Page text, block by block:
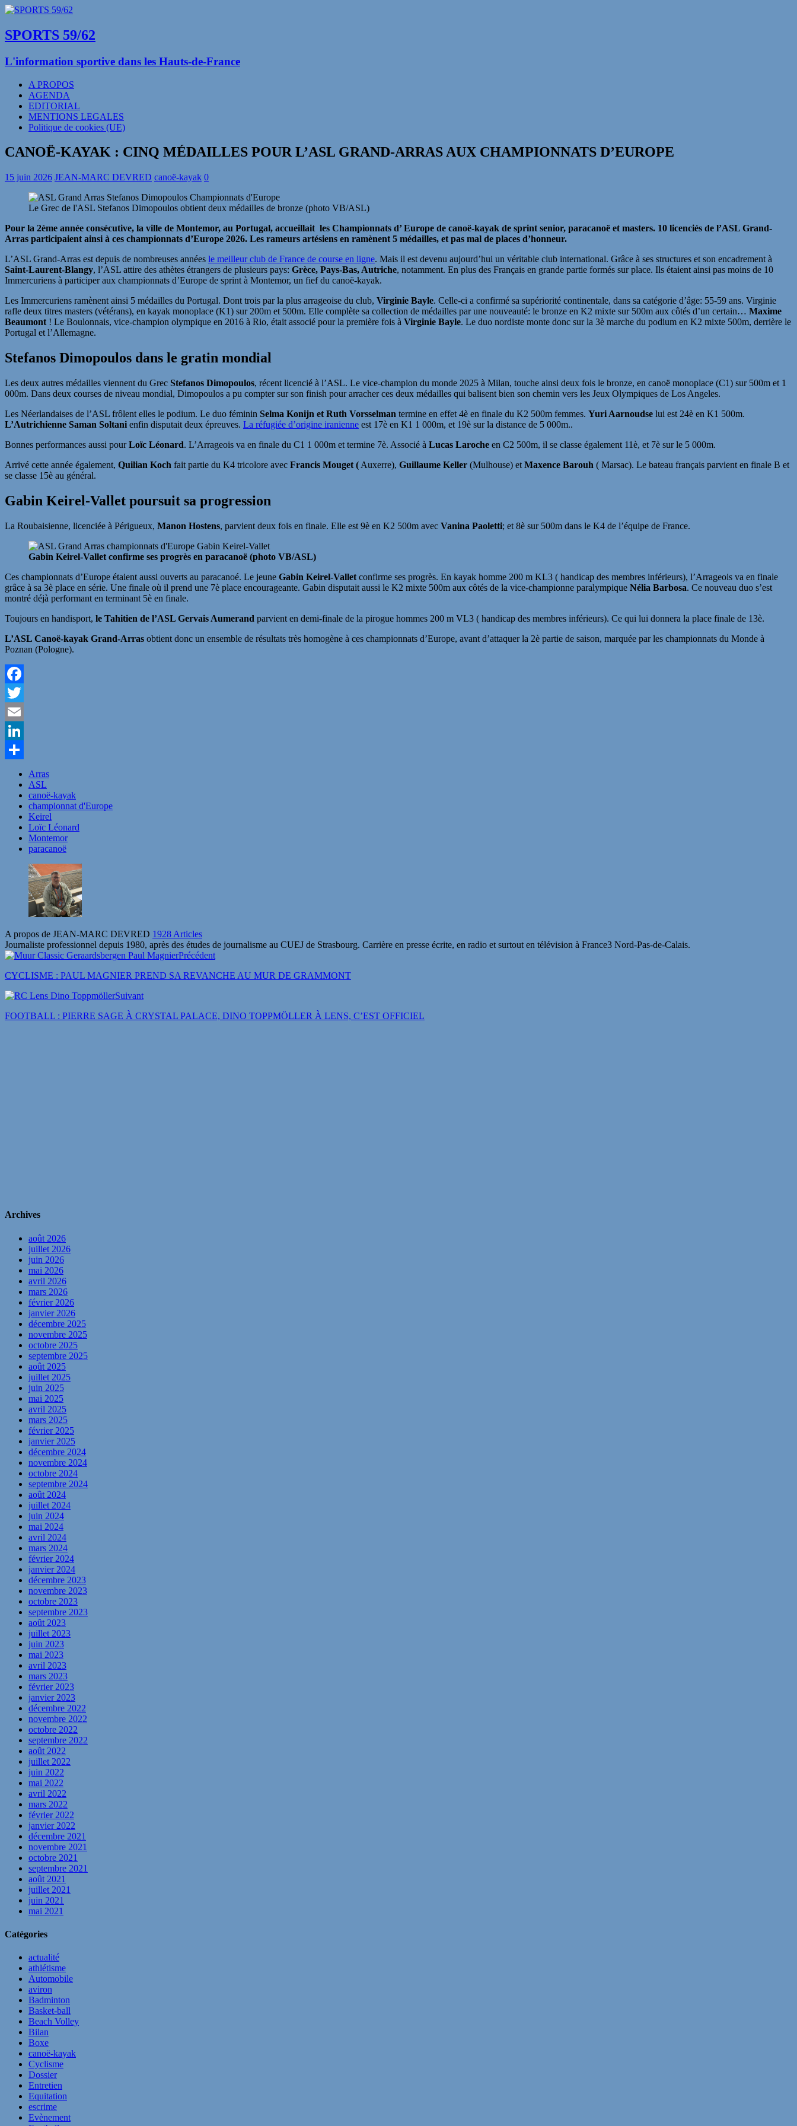
SPORTS 59/62
L'information sportive dans les Hauts-de-France
A PROPOS
AGENDA
EDITORIAL
MENTIONS LEGALES
Politique de cookies (UE)
CANOË-KAYAK : CINQ MÉDAILLES POUR L’ASL GRAND-ARRAS AUX CHAMPIONNATS D’EUROPE
15 juin 2026 JEAN-MARC DEVRED canoë-kayak 0
Le Grec de l'ASL Stefanos Dimopoulos obtient deux médailles de bronze (photo VB/ASL)
Pour la 2ème année consécutive, la ville de Montemor, au Portugal, accueillait les Championnats d’ Europe de canoë-kayak de sprint senior, paracanoë et masters. 10 licenciés de l’ASL Grand-
Arras participaient ainsi à ces championnats d’Europe 2026. Les rameurs artésiens en ramènent 5 médailles, et pas mal de places d’honneur.
L’ASL Grand-Arras est depuis de nombreuses années le meilleur club de France de course en ligne. Mais il est devenu aujourd’hui un véritable club international. Grâce à ses structures et son encadrement à
Saint-Laurent-Blangy, l’ASL attire des athètes étrangers de plusieurs pays: Grèce, Pays-Bas, Autriche, notamment. En plus des Français en grande partie formés sur place. Ils étaient ainsi pas moins de 10
Immercuriens à participer aux championnats d’Europe de sprint à Montemor, un fief du canoë-kayak.
Les Immercuriens ramènent ainsi 5 médailles du Portugal. Dont trois par la plus arrageoise du club, Virginie Bayle. Celle-ci a confirmé sa supériorité continentale, dans sa catégorie d’âge: 55-59 ans. Virginie
rafle deux titres masters (vétérans), en kayak monoplace (K1) sur 200m et 500m. Elle complète sa collection de médailles par une nouveauté: le bronze en K2 mixte sur 500m aux côtés d’un certain… Maxime
Beaumont ! Le Boulonnais, vice-champion olympique en 2016 à Rio, était associé pour la première fois à Virginie Bayle. Le duo nordiste monte donc sur la 3è marche du podium en K2 mixte 500m, derrière le
Portugal et l’Allemagne.
Stefanos Dimopoulos dans le gratin mondial
Les deux autres médailles viennent du Grec Stefanos Dimopoulos, récent licencié à l’ASL. Le vice-champion du monde 2025 à Milan, touche ainsi deux fois le bronze, en canoë monoplace (C1) sur 500m et 1
000m. Dans deux courses de niveau mondial, Dimopoulos a pu compter sur son finish pour arracher ces deux médailles qui balisent bien son chemin vers les Jeux Olympiques de Los Angeles.
Les Néerlandaises de l’ASL frôlent elles le podium. Le duo féminin Selma Konijn et Ruth Vorsselman termine en effet 4è en finale du K2 500m femmes. Yuri Aarnoudse lui est 24è en K1 500m.
L’Autrichienne Saman Soltani enfin disputait deux épreuves. La réfugiée d’origine iranienne est 17è en K1 1 000m, et 19è sur la distance de 5 000m..
Bonnes performances aussi pourLoïc Léonard. L’Arrageois va en finale du C1 1 000m et termine 7è. Associé à Lucas Laroche en C2 500m, il se classe également 11è, et 7è sur le 5 000m.
Arrivé cette année également, Quilian Koch fait partie du K4 tricolore avec Francis Mouget ( Auxerre), Guillaume Keller (Mulhouse) et Maxence Barouh ( Marsac). Le bateau français parvient en finale B et
se classe 15è au général.
Gabin Keirel-Vallet poursuit sa progression
La Roubaisienne, licenciée à Périgueux, Manon Hostens, parvient deux fois en finale. Elle est 9è en K2 500m avec Vanina Paoletti; et 8è sur 500m dans le K4 de l’équipe de France.
Gabin Keirel-Vallet confirme ses progrès en paracanoë (photo VB/ASL)
Ces championnats d’Europe étaient aussi ouverts au paracanoé. Le jeune Gabin Keirel-Vallet confirme ses progrès. En kayak homme 200 m KL3 ( handicap des membres inférieurs), l’Arrageois va en finale
grâce à sa 3è place en série. Une finale où il prend une 7è place encourageante. Gabin disputait aussi le K2 mixte 500m aux côtés de la vice-championne paralympique Nélia Barbosa. Ce nouveau duo s’est
montré déjà performant en terminant 5è en finale.
Toujours en handisport, le Tahitien de l’ASL Gervais Aumerand parvient en demi-finale de la pirogue hommes 200 m VL3 ( handicap des membres inférieurs). Ce qui lui donnera la place finale de 13è.
L’ASL Canoë-kayak Grand-Arras obtient donc un ensemble de résultats très homogène à ces championnats d’Europe, avant d’attaquer la 2è partie de saison, marquée par les championnats du Monde à
Poznan (Pologne).
Facebook
Twitter
Email
LinkedIn
Partager
Arras
ASL
canoë-kayak
championnat d'Europe
Keirel
Loïc Léonard
Montemor
paracanoë
A propos de JEAN-MARC DEVRED 1928 Articles
Journaliste professionnel depuis 1980, après des études de journalisme au CUEJ de Strasbourg. Carrière en presse écrite, en radio et surtout en télévision à France3 Nord-Pas-de-Calais.
Précédent
CYCLISME : PAUL MAGNIER PREND SA REVANCHE AU MUR DE GRAMMONT
Suivant
FOOTBALL : PIERRE SAGE À CRYSTAL PALACE, DINO TOPPMÖLLER À LENS, C’EST OFFICIEL
Archives
août 2026
juillet 2026
juin 2026
mai 2026
avril 2026
mars 2026
février 2026
janvier 2026
décembre 2025
novembre 2025
octobre 2025
septembre 2025
août 2025
juillet 2025
juin 2025
mai 2025
avril 2025
mars 2025
février 2025
janvier 2025
décembre 2024
novembre 2024
octobre 2024
septembre 2024
août 2024
juillet 2024
juin 2024
mai 2024
avril 2024
mars 2024
février 2024
janvier 2024
décembre 2023
novembre 2023
octobre 2023
septembre 2023
août 2023
juillet 2023
juin 2023
mai 2023
avril 2023
mars 2023
février 2023
janvier 2023
décembre 2022
novembre 2022
octobre 2022
septembre 2022
août 2022
juillet 2022
juin 2022
mai 2022
avril 2022
mars 2022
février 2022
janvier 2022
décembre 2021
novembre 2021
octobre 2021
septembre 2021
août 2021
juillet 2021
juin 2021
mai 2021
Catégories
actualité
athlétisme
Automobile
aviron
Badminton
Basket-ball
Beach Volley
Bilan
Boxe
canoë-kayak
Cyclisme
Dossier
Entretien
Equitation
escrime
Evènement